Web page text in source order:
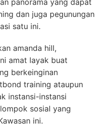
panorama yang dapat
dan juga pegunungan
satu ini.
amanda hill,
amat layak buat
berkeinginan
training ataupun
instansi-instansi
sosial yang
ini.